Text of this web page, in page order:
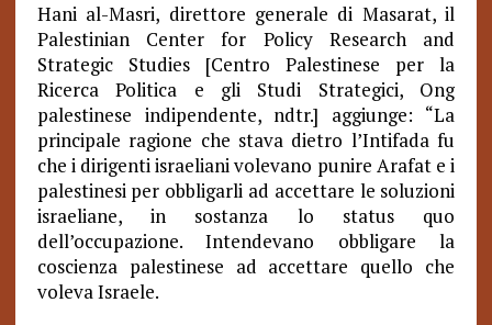
Hani al-Masri, direttore generale di Masarat, il
Palestinian Center for Policy Research and
Strategic Studies [Centro Palestinese per la
Ricerca Politica e gli Studi Strategici, Ong
palestinese indipendente, ndtr.] aggiunge: “La
principale ragione che stava dietro l’Intifada fu
che i dirigenti israeliani volevano punire Arafat e i
palestinesi per obbligarli ad accettare le soluzioni
israeliane, in sostanza lo status quo
dell’occupazione. Intendevano obbligare la
coscienza palestinese ad accettare quello che
voleva Israele.